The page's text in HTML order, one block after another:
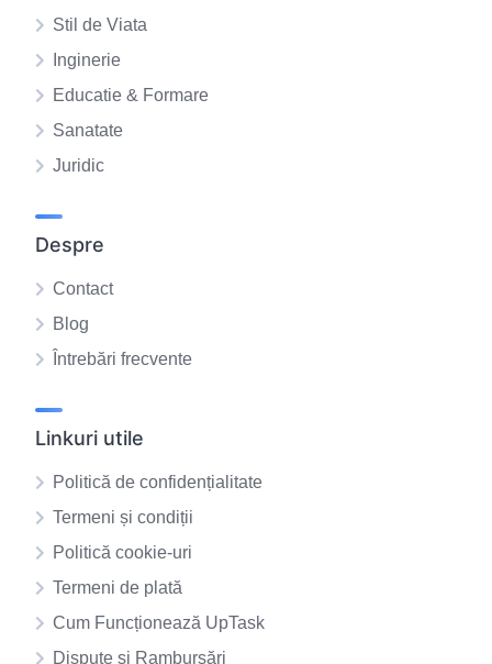
Stil de Viata
Inginerie
Educatie & Formare
Sanatate
Juridic
Despre
Contact
Blog
Întrebări frecvente
Linkuri utile
Politică de confidențialitate
Termeni și condiții
Politică cookie-uri
Termeni de plată
Cum Funcționează UpTask
Dispute și Rambursări